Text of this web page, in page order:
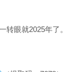
转眼就2025年了。